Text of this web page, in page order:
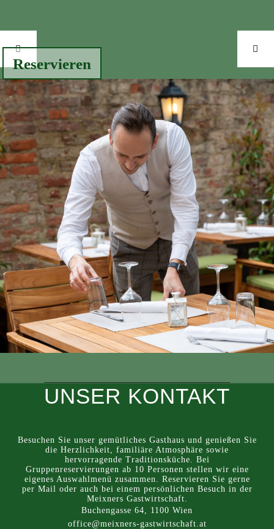
Reservieren
UNSER KONTAKT
Besuchen Sie unser gemütliches Gasthaus und genießen Sie
die Herzlichkeit, familiäre Atmosphäre sowie
hervorragende Traditionsküche. Bei
Gruppenreservierungen ab 10 Personen stellen wir eine
eigenes Auswahlmenü zusammen. Reservieren Sie gerne
per Mail oder auch bei einem persönlichen Besuch in der
Meixners Gastwirtschaft.
Buchengasse 64, 1100 Wien
office@meixners-gastwirtschaft.at